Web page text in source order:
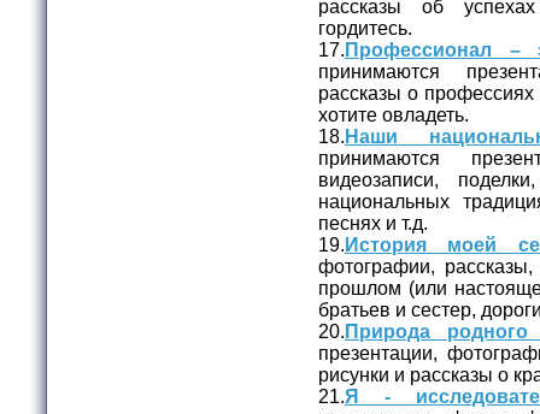
рассказы об
гордитесь.
17. Профессионал –
принимаются
рассказы о
хотите овладеть.
18. Наши
принимаются
видеозаписи,
национальных
песнях и т.д.
19. История моей
фотографии,
прошлом (или
братьев и сестер,
20. Природа родного
презентации,
рисунки и рассказы о
21.Я -